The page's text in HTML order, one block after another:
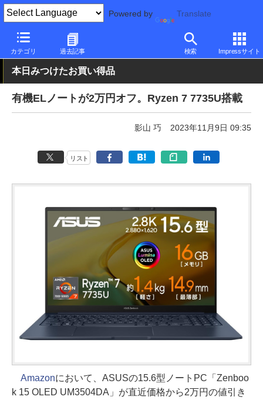
Powered by Translate
カテゴリ 過去記事 検索 Impressサイト
PC Watch パソコン/タブレット/スマートフォン ノートパソコン
本日みつけたお買い得品
有機ELノートが2万円オフ。Ryzen 7 7735U搭載
影山 巧 2023年11月9日 09:35
リスト
Amazonにおいて、ASUSの15.6型ノートPC「Zenboo
k 15 OLED UM3504DA」が直近価格から2万円の値引き